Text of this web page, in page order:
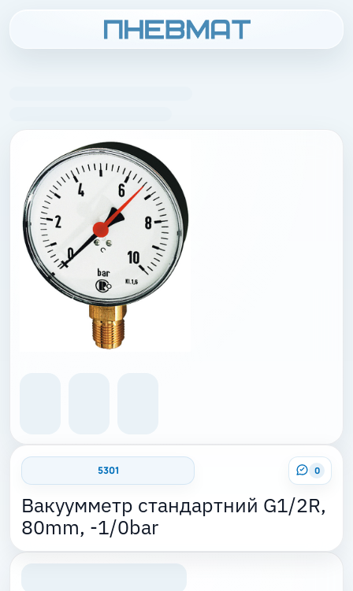
0
5301
Вакуумметр стандартний G1/2R,
80mm, -1/0bar